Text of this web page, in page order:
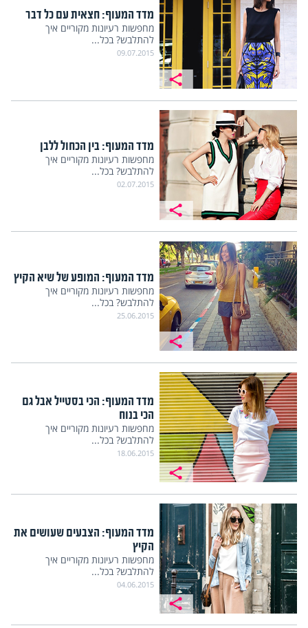
מדד המעוף: חצאית עם כל דבר
מחפשות רעיונות מקוריים איך
להתלבש? בכל...
09.07.2015
מדד המעוף: בין הכחול ללבן
מחפשות רעיונות מקוריים איך
להתלבש? בכל...
02.07.2015
מדד המעוף: המופע של שיא הקיץ
מחפשות רעיונות מקוריים איך
להתלבש? בכל...
25.06.2015
מדד המעוף: הכי בסטייל אבל גם
הכי בנוח
מחפשות רעיונות מקוריים איך
להתלבש? בכל...
18.06.2015
מדד המעוף: הצבעים שעושים את
הקיץ
מחפשות רעיונות מקוריים איך
להתלבש? בכל...
04.06.2015